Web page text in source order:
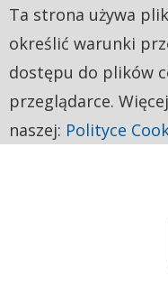
Ta strona używa
określić warunki
dostępu do plików
przeglądarce.
naszej: Polityce